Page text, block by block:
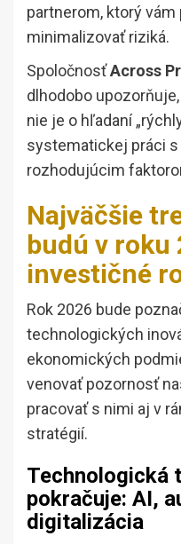
partnerom, ktorý
minimalizovať riziká.
SpoločnosťAcross
dlhodobo
nie je o hľadaní
systematickej práci s
rozhodujúcim
Najväčšie
budú v
investičné
Rok 2026 bude
technologických
ekonomických
venovať pozornosť
pracovať s nimi aj v
stratégií.
Technologická
pokračuje: AI,
digitalizácia